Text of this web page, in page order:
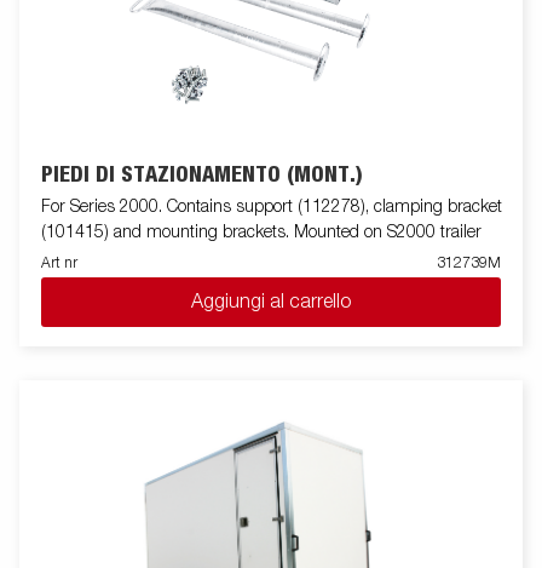
PIEDI DI STAZIONAMENTO (MONT.)
For Series 2000. Contains support (112278), clamping bracket
(101415) and mounting brackets. Mounted on S2000 trailer
Art nr 312739M
Aggiungi al carrello